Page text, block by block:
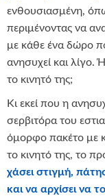
ενθουσιασμένη,
περιμένοντας να
με κάθε ένα δώρο
ανησυχεί και λίγο.
το κινητό της;
Κι εκεί που η
σερβιτόρα του
όμορφο πακέτο με
το κινητό της, το
χάσει στιγμή,
και να αρχίσει να